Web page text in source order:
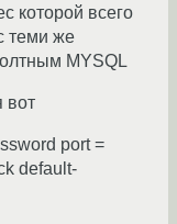
которой всего
теми же
MYSQL
вот
port =
default-